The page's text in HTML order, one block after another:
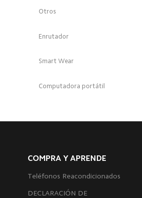
Otros
Enrutador
Smart Wear
Computadora portátil
COMPRA Y APRENDE
Teléfonos Reacondicionados
DECLARACIÓN DE